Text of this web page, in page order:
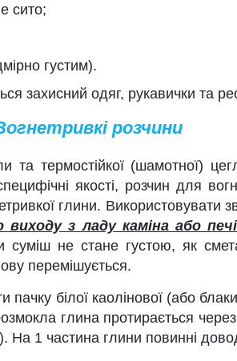
сито;
густим).
захисний одяг, рукавички та
розчини
та термостійкої (шамотної)
якості, розчин для
глини. Використовувати
з ладу каміна або
не стане густою, як
перемішується.
білої каолінової (або
глина протирається
На 1 частина глини повинні